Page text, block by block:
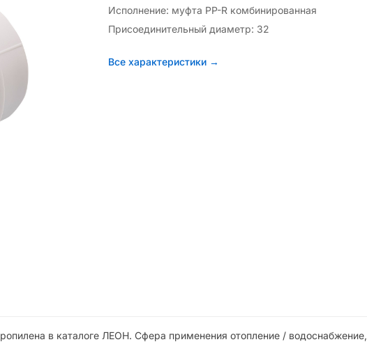
Исполнение: муфта PP-R комбинированная
Присоединительный диаметр: 32
Все характеристики →
в каталоге ЛЕОН. Сфера применения отопление / водоснабжение,